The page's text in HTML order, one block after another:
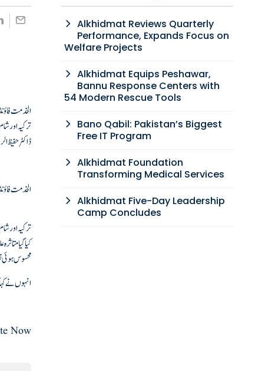
الخدمت
ترکیہ اور
ڈاکٹر حفیظ
الخدمت
ترکیہ اور
کیا گیا
محسوس ہوئی
انہوں نے
Now
Alkhidmat Reviews Quarterly
Performance, Expands Focus on
Welfare Projects
Alkhidmat Equips Peshawar,
Bannu Response Centers with
54 Modern Rescue Tools
Bano Qabil: Pakistan’s Biggest
Free IT Program
Alkhidmat Foundation
Transforming Medical Services
Alkhidmat Five-Day Leadership
Camp Concludes